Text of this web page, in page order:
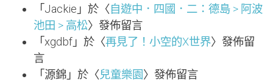
「 Jackie 」於〈自遊中．四國．二：德島 > 阿波
池田 > 高松〉發佈留言
「xgdbf 」於〈再見了！小空的X世界〉發佈留
言
「 源錦 」於〈兒童樂園〉發佈留言